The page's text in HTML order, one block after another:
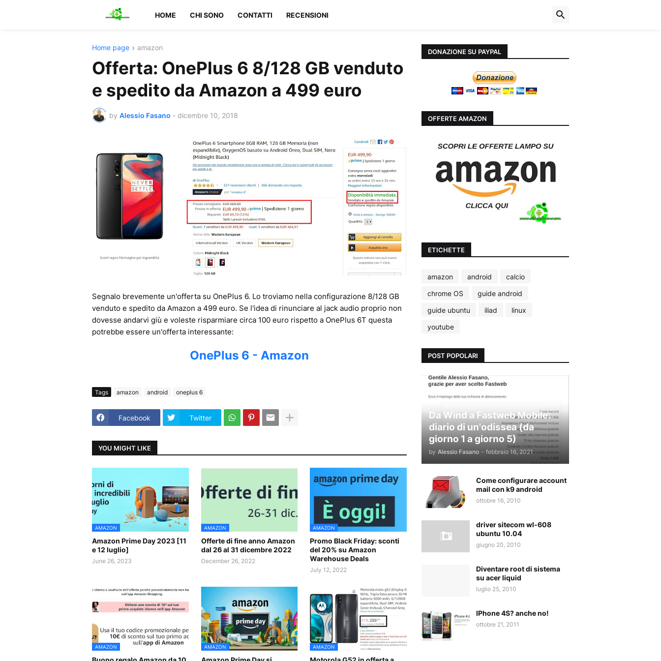
HOME CHI SONO CONTATTI RECENSIONI
Home page amazon
Offerta: OnePlus 6 8/128 GB venduto
e spedito da Amazon a 499 euro
by Alessio Fasano - dicembre 10, 2018
Segnalo brevemente un'offerta su OnePlus 6. Lo troviamo nella configurazione 8/128 GB
venduto e spedito da Amazon a 499 euro. Se l'idea di rinunciare al jack audio proprio non
dovesse andarvi giù e voleste risparmiare circa 100 euro rispetto a OnePlus 6T questa
potrebbe essere un'offerta interessante:
OnePlus 6 - Amazon
Tags amazon android oneplus 6
Facebook Twitter
YOU MIGHT LIKE
AMAZON
Amazon Prime Day 2023 [11
e 12 luglio]
June 26, 2023
AMAZON
Offerte di fine anno Amazon
dal 26 al 31 dicembre 2022
December 26, 2022
AMAZON
Promo Black Friday: sconti
del 20% su Amazon
Warehouse Deals
July 12, 2022
AMAZON AMAZON AMAZON
DONAZIONE SU PAYPAL
OFFERTE AMAZON
ETICHETTE
amazon android
calcio
chrome OS
guide android
guide ubuntu
iliad
linux
youtube
POST POPOLARI
Da Wind a Fastweb Mobile:
diario di un'odissea (da
giorno 1 a giorno 5)
by Alessio Fasano - febbraio 16, 2021
Come configurare account
mail con k9 android
ottobre 16, 2010
driver sitecom wl-608
ubuntu 10.04
giugno 20, 2010
Diventare root di sistema
su acer liquid
luglio 25, 2010
IPhone 4S? anche no!
ottobre 21, 2011